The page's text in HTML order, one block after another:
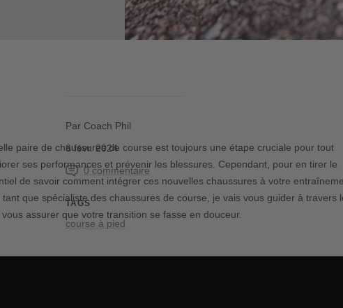
Par Coach Phil
6 févr. 2024
0 commentaire
TAGS
course à pied
Partager
paire de chaussures de course est toujours une étape cruciale pour tout
ses performances et prévenir les blessures. Cependant, pour en tirer le
de savoir comment intégrer ces nouvelles chaussures à votre
que spécialiste des chaussures de course, je vais vous guider à travers
assurer que votre transition se fasse en douceur.